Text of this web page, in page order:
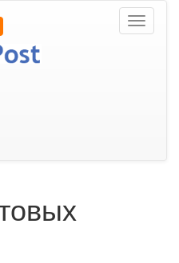
Toggle